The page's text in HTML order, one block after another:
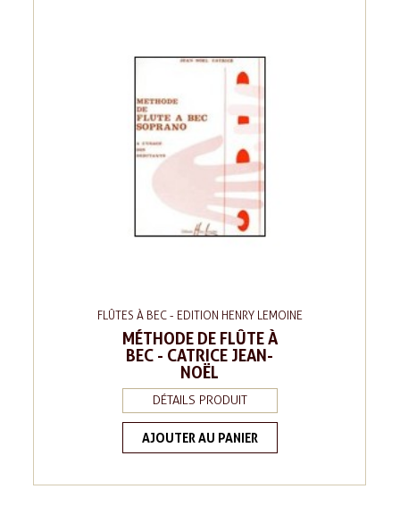
FLÛTES À BEC - EDITION HENRY LEMOINE
MÉTHODE DE FLÛTE À
BEC - CATRICE JEAN-
NOËL
DÉTAILS PRODUIT
AJOUTER AU PANIER